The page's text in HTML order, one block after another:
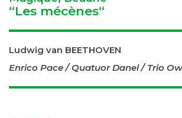
“Les mécènes“
Ludwig van BEETHOVEN
Enrico Pace / Quatuor Danel / Trio